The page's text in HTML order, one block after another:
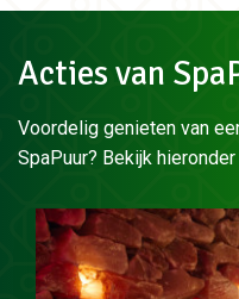
Acties van
Voordelig genieten van
SpaPuur? Bekijk